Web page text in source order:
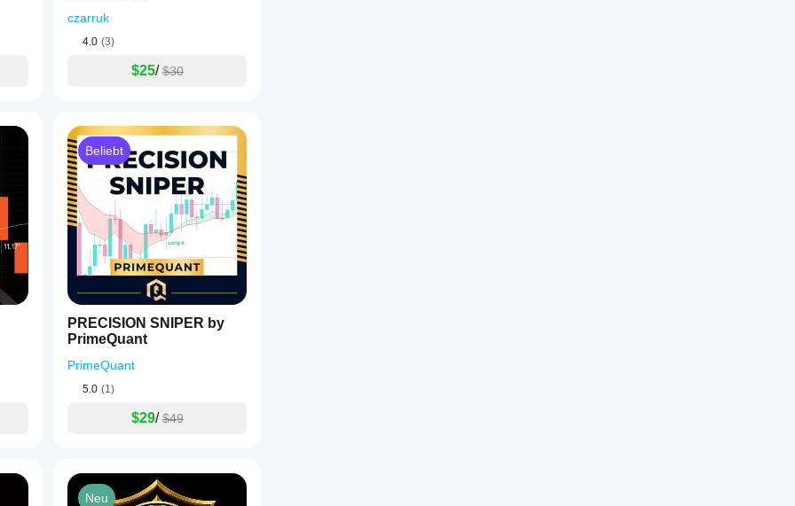
czarruk
4.0 (3)
$25/ $30
Beliebt
PRECISION SNIPER by
PrimeQuant
PrimeQuant
5.0 (1)
$29/ $49
Neu